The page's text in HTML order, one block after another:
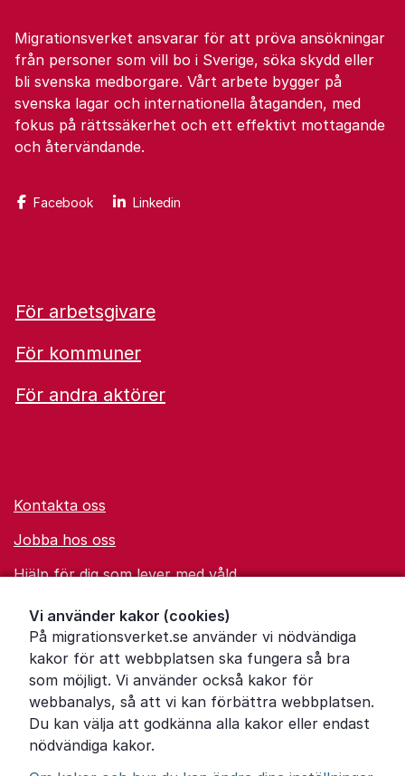
Vi använder kakor (cookies)
På migrationsverket.se använder vi nödvändiga
kakor för att webbplatsen ska fungera så bra
som möjligt. Vi använder också kakor för
webbanalys, så att vi kan förbättra webbplatsen.
Du kan välja att godkänna alla kakor eller endast
nödvändiga kakor.
Migrationsverket ansvarar för att pröva ansökningar
från personer som vill bo i Sverige, söka skydd eller
bli svenska medborgare. Vårt arbete bygger på
svenska lagar och internationella åtaganden, med
fokus på rättssäkerhet och ett effektivt mottagande
och återvändande.
Facebook Linkedin
För arbetsgivare
För kommuner
För andra aktörer
Kontakta oss
Jobba hos oss
Hjälp för dig som lever med våld
Ordförklaringar
Om Migrationsverket
Pressrum
Tillgänglighetsredogörelse
Other languages